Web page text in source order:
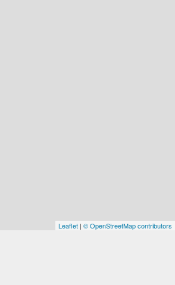
Leaflet | © OpenStreetMap contributors